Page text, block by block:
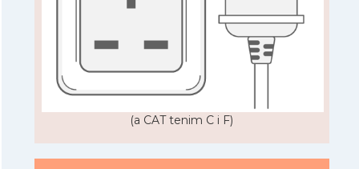
(a CAT tenim C i F)